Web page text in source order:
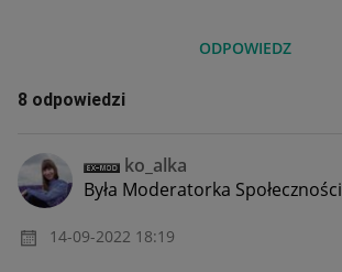
ODPOWIEDZ
8 odpowiedzi
ko_alka
Była Moderatorka Społeczności
‎14-09-2022 18:19